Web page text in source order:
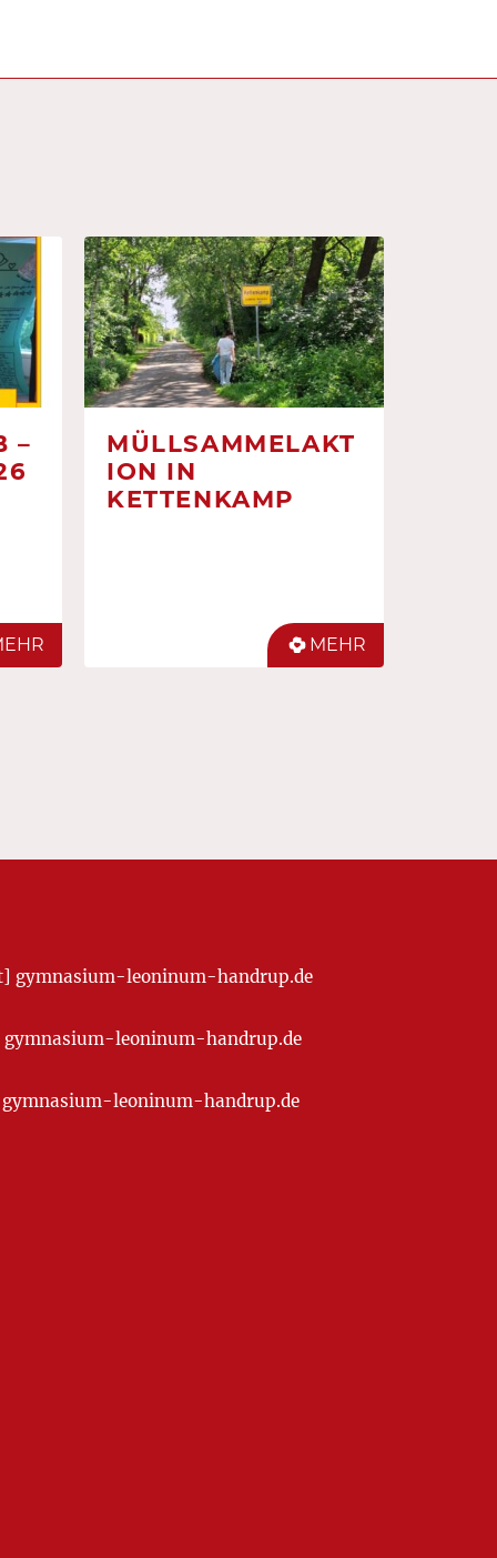
–
MÜLLSAMMELAKT
ION IN
KETTENKAMP
MEHR
gymnasium-leoninum-handrup.de
leoninum-handrup.de
leoninum-handrup.de